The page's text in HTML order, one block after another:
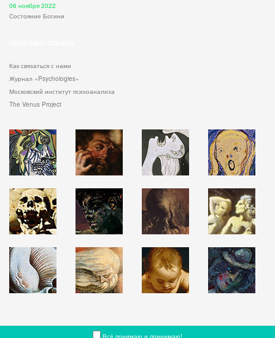
06 ноября 2022
Состояние Богини
Как связаться с нами
Журнал «Psychologies»
Московский институт психоанализа
The Venus Project
Всё понимаю и принимаю!